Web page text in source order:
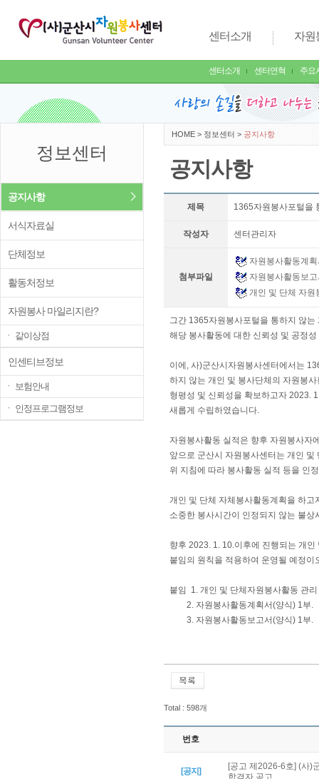
센터소개
센터소개 센터연혁 주요
자원
정보센터
공지사항
서식자료실
단체정보
활동처정보
자원봉사 마일리지란?
ㆍ 같이상점
인센티브정보
ㆍ 보험안내
ㆍ 인정프로그램정보
HOME > 정보센터 > 공지사항
공지사항
제목 1365자원봉사포털을
작성자 센터관리자
첨부파일
자원봉사활동계
자원봉사활동보
개인 및 단체 자원
그간 1365자원봉사포털을 통하지 않
해당 봉사활동에 대한 신뢰성 및 공정
이에, 사)군산시자원봉사센터에서는
하지 않는 개인 및 봉사단체의 자원봉
형평성 및 신뢰성을 확보하고자 2023.
새롭게 수립하였습니다.
자원봉사활동 실적은 향후 자원봉사자
앞으로 군산시 자원봉사센터는 개인
위 지침에 따라 봉사활동 실적 등을 인
개인 및 단체 자체봉사활동계획을 하
소중한 봉사시간이 인정되지 않는 불
향후 2023. 1. 10.이후에 진행되는 개
붙임의 원칙을 적용하여 운영될 예정이
붙임 1. 개인 및 단체자원봉사활동 관
2. 자원봉사활동계획서(양식) 1부.
3. 자원봉사활동보고서(양식) 1부.
Total : 598개
번호
[공지]
[공고 제2026-6호] (사)
합격자 공고